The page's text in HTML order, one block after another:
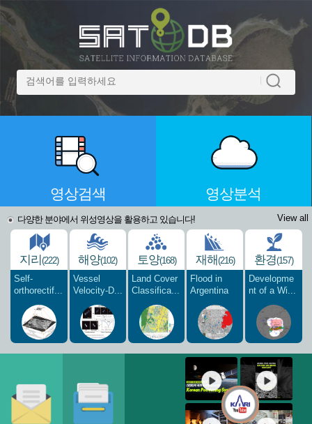
영상검색 영상분석
다양한 분야에서 위성영상을 활용하고 있습니다! View all
지리(222)
Self-
orthorectif...
해양(102)
Vessel
Velocity-D...
토양(168)
Land Cover
Classifica...
재해(216)
Flood in
Argentina
환경(157)
Developme
nt of a Wi...